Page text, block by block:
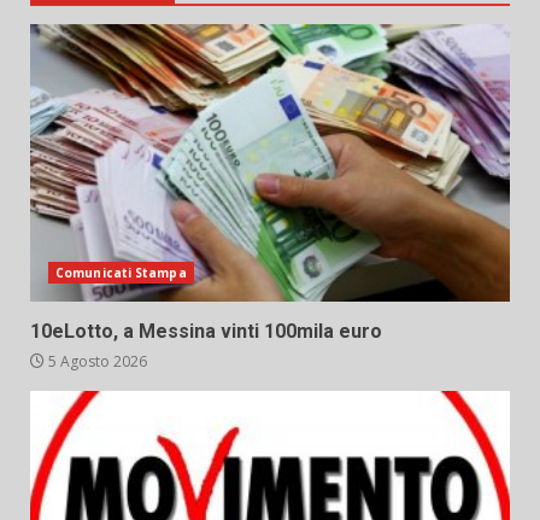
Comunicati Stampa
10eLotto, a Messina vinti 100mila euro
5 Agosto 2026